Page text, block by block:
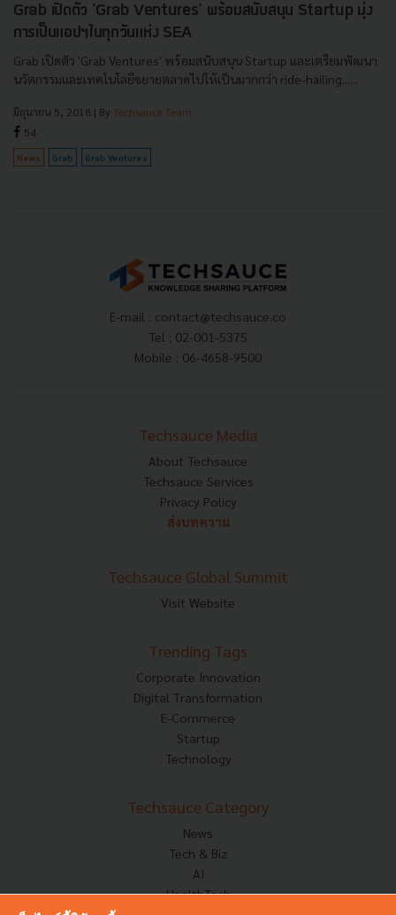
Grab เปิดตัว 'Grab Ventures' พร้อมสนับสนุน Startup มุ่ง
การเป็นแอปฯในทุกวันแห่ง SEA
Grab เปิดตัว 'Grab Ventures' พร้อมสนับสนุน Startup และเตรียมพัฒนา
นวัตกรรมและเทคโนโลยีขยายตลาดไปให้เป็นมากกว่า ride-hailing......
มิถุนายน 5, 2018 | By Techsauce Team
54
News Grab Grab Ventures
E-mail : contact@techsauce.co
Tel : 02-001-5375
Mobile : 06-4658-9500
Techsauce Media
About Techsauce
Techsauce Services
Privacy Policy
ส่งบทความ
Techsauce Global Summit
Visit Website
Trending Tags
Corporate Innovation
Digital Transformation
E-Commerce
Startup
Technology
Techsauce Category
News
Tech & Biz
AI
HealthTech